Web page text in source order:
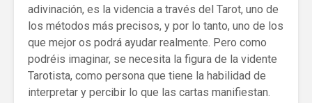
adivinación, es la videncia a través del Tarot, uno de
los métodos más precisos, y por lo tanto, uno de los
que mejor os podrá ayudar realmente. Pero como
podréis imaginar, se necesita la figura de la vidente
Tarotista, como persona que tiene la habilidad de
interpretar y percibir lo que las cartas manifiestan.